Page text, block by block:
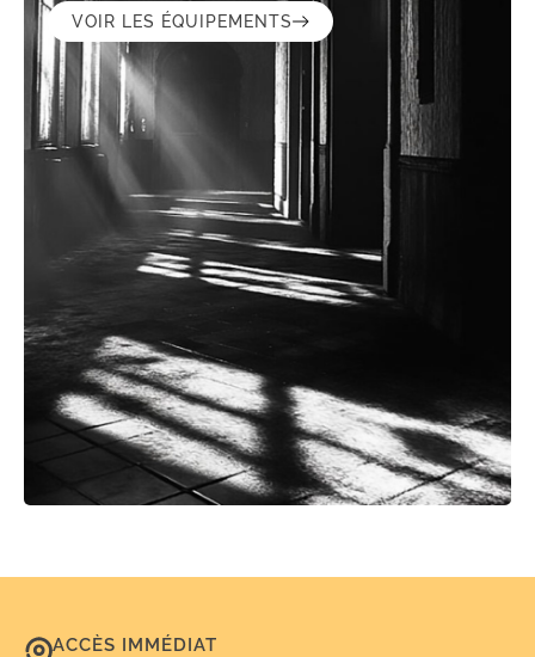
VOIR LES ÉQUIPEMENTS
ACCÈS IMMÉDIAT